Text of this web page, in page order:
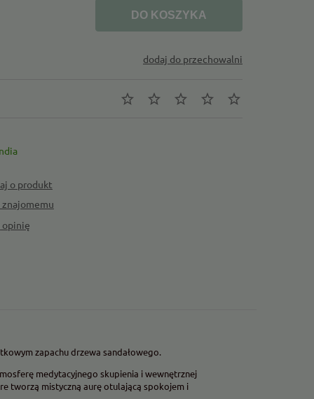
DO KOSZYKA
dodaj do przechowalni
o produkt
opinię
zapachu drzewa sandałowego.
medytacyjnego skupienia i wewnętrznej
tworzą mistyczną aurę otulającą spokojem i